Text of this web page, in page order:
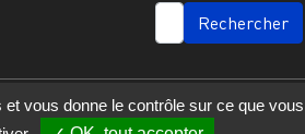
SEARCH
vous donne le contrôle sur ce que vous